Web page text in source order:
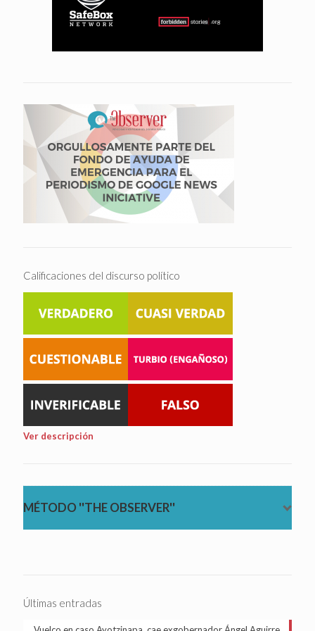
Calificaciones del discurso político
Ver descripción
MÉTODO ''THE OBSERVER''
Últimas entradas